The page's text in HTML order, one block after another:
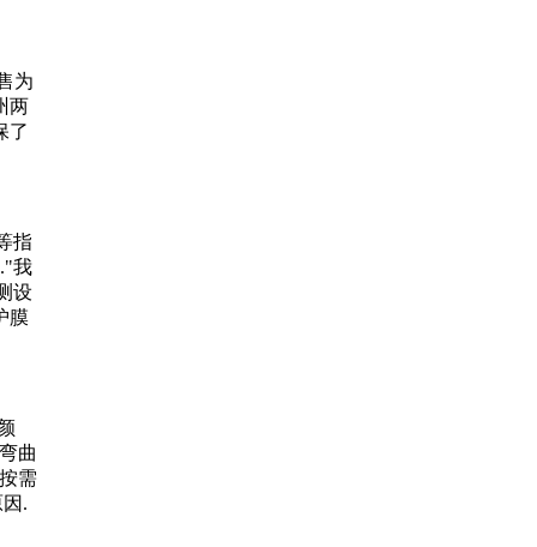
为
两
了
指
我
设
膜
曲
需
.